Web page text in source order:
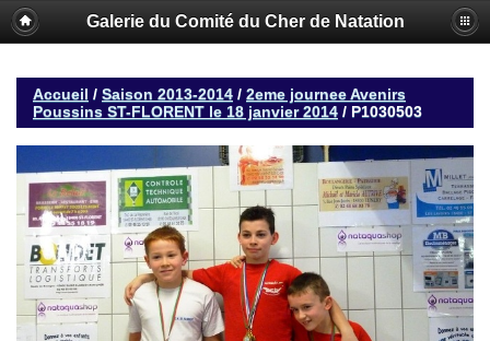
Galerie du Comité du Cher de Natation
Accueil / Saison 2013-2014 / 2eme journee Avenirs
Poussins ST-FLORENT le 18 janvier 2014 / P1030503